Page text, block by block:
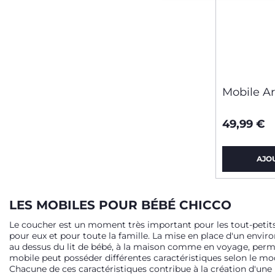
Mobile
49,99 €
LES MOBILES POUR BÉBÉ CHICCO
Le coucher est un moment très important pour les tout-
pour eux et pour toute la famille. La mise en place d'un
au dessus du lit de bébé, à la maison comme en voyage,
mobile peut posséder différentes caractéristiques selon le
Chacune de ces caractéristiques contribue à la création